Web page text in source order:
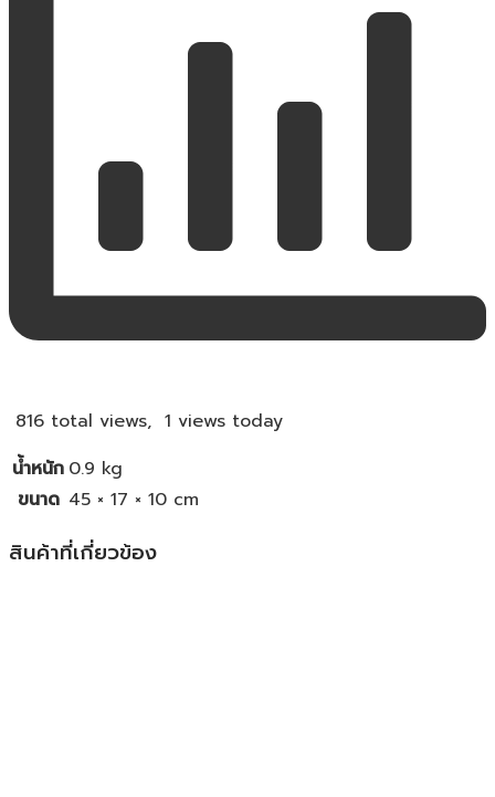
816 total views, 1 views today
น้ำหนัก 0.9 kg
ขนาด 45 × 17 × 10 cm
สินค้าที่เกี่ยวข้อง